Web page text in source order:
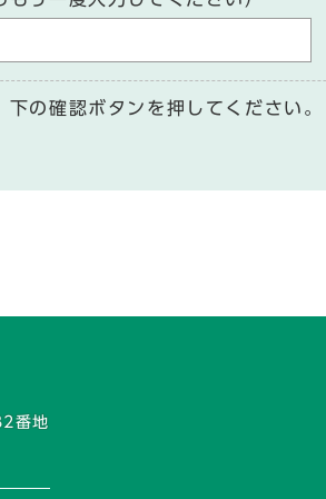
の確認ボタンを押してください。
番地